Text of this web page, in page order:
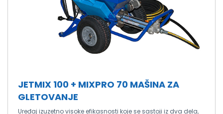
JETMIX 100 + MIXPRO 70 MAŠINA ZA
GLETOVANJE
Uređaj izuzetno visoke efikasnosti koje se sastoji iz dva dela,